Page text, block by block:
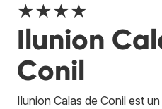
★★★★
Ilunion
Conil
Ilunion Calas de Conil est